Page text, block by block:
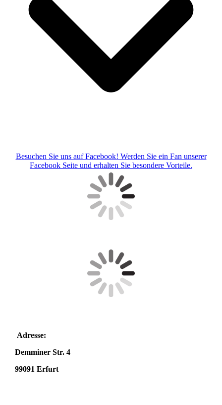
Besuchen Sie uns auf Facebook! Werden Sie ein Fan unserer
Facebook Seite und erhalten Sie besondere Vorteile.
Adresse:
Demminer Str. 4
99091 Erfurt